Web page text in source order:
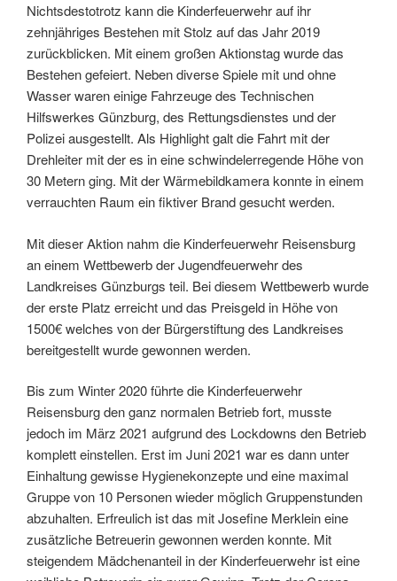
Nichtsdestotrotz kann die Kinderfeuerwehr auf ihr
zehnjähriges Bestehen mit Stolz auf das Jahr 2019
zurückblicken. Mit einem großen Aktionstag wurde das
Bestehen gefeiert. Neben diverse Spiele mit und ohne
Wasser waren einige Fahrzeuge des Technischen
Hilfswerkes Günzburg, des Rettungsdienstes und der
Polizei ausgestellt. Als Highlight galt die Fahrt mit der
Drehleiter mit der es in eine schwindelerregende Höhe von
30 Metern ging. Mit der Wärmebildkamera konnte in einem
verrauchten Raum ein fiktiver Brand gesucht werden.
Mit dieser Aktion nahm die Kinderfeuerwehr Reisensburg
an einem Wettbewerb der Jugendfeuerwehr des
Landkreises Günzburgs teil. Bei diesem Wettbewerb wurde
der erste Platz erreicht und das Preisgeld in Höhe von
1500€ welches von der Bürgerstiftung des Landkreises
bereitgestellt wurde gewonnen werden.
Bis zum Winter 2020 führte die Kinderfeuerwehr
Reisensburg den ganz normalen Betrieb fort, musste
jedoch im März 2021 aufgrund des Lockdowns den Betrieb
komplett einstellen. Erst im Juni 2021 war es dann unter
Einhaltung gewisse Hygienekonzepte und eine maximal
Gruppe von 10 Personen wieder möglich Gruppenstunden
abzuhalten. Erfreulich ist das mit Josefine Merklein eine
zusätzliche Betreuerin gewonnen werden konnte. Mit
steigendem Mädchenanteil in der Kinderfeuerwehr ist eine